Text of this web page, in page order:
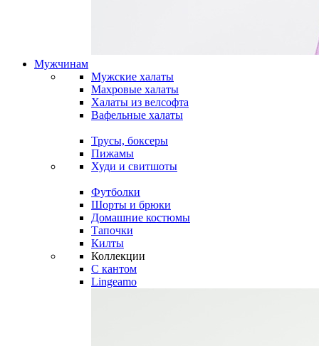
Мужчинам
Мужские халаты
Махровые халаты
Халаты из велсофта
Вафельные халаты
Трусы, боксеры
Пижамы
Худи и свитшоты
Футболки
Шорты и брюки
Домашние костюмы
Тапочки
Килты
Коллекции
C кантом
Lingeamo